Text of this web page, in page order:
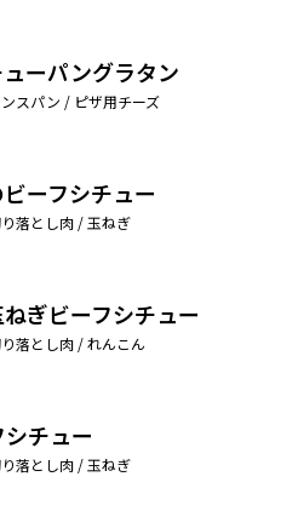
ーパングラタン
スパン / ピザ用チーズ
ーフシチュー
落とし肉 / 玉ねぎ
ぎビーフシチュー
落とし肉 / れんこん
チュー
落とし肉 / 玉ねぎ